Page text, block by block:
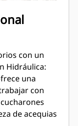
con un
Hidráulica:
una
con
de acequias